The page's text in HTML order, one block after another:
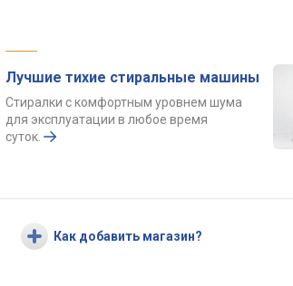
Лучшие тихие стиральные машины
Стиралки с комфортным уровнем шума
для эксплуатации в любое время
суток.
Как добавить магазин?